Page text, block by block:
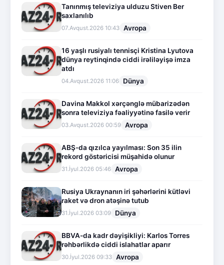
Tanınmış televiziya ulduzu Stiven Ber
saxlanılıb
07.Avqust.2026 10:43 Avropa
16 yaşlı rusiyalı tennisçi Kristina Lyutova
dünya reytinqində ciddi irəliləyişə imza
atdı
04.Avqust.2026 11:06 Dünya
Davina Makkol xərçənglə mübarizədən
sonra televiziya fəaliyyətinə fasilə verir
03.Avqust.2026 00:59 Avropa
ABŞ-da qızılca yayılması: Son 35 ilin
rekord göstəricisi müşahidə olunur
31.İyul.2026 05:46 Avropa
Rusiya Ukraynanın iri şəhərlərini kütləvi
raket və dron atəşinə tutub
31.İyul.2026 03:09 Dünya
BBVA-da kadr dəyişikliyi: Karlos Torres
rəhbərlikdə ciddi islahatlar aparır
30.İyul.2026 09:33 Avropa